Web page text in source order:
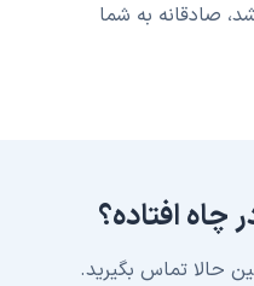
صادقانه به شما
افتاده؟
حالا تماس بگیرید.